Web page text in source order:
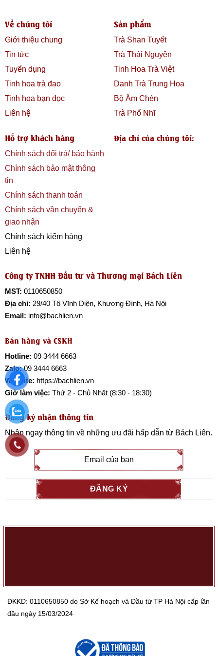
Dùng ấm/ly thủy tinh
để quan sát búp trà lơ lửng – một phần
của trải nghiệm tao nhã.
Tránh đậy kín nắp khi hãm trà – để giữ được hương tự nhiên
của trà xanh.
Về chúng tôi
Giới thiệu chung
Tin tức
Tuyển dụng
Tinh hoa trà đạo
Tinh hoa bạn đọc
Liên hệ
Sản phẩm
Trà Shan Tuyết
Trà Thái Nguyên
Tinh Hoa Trà Việt
Danh Trà Trung Hoa
Bộ Ấm Chén
Trà Phổ Nhĩ
Hỗ trợ khách hàng
Chính sách đổi trả/ bảo hành
Chính sách bảo mật thông
tin
Chính sách thanh toán
Chính sách vận chuyển &
giao nhận
Chính sách kiểm hàng
Liên hệ
Địa chỉ của chúng tôi:
Công ty TNHH Đầu tư và Thương mại Bách Liên
MST: 0110650850
Địa chỉ: 29/40 Tô Vĩnh Diện, Khương Đình, Hà Nội
Email: info@bachlien.vn
Bán hàng và CSKH
Hotline: 09 3444 6663
Zalo: 09 3444 6663
Website: https://bachlien.vn
Giờ làm việc: Thứ 2 - Chủ Nhật (8:30 - 18:30)
Đăng ký nhận thông tin
Nhận ngay thông tin về những ưu đãi hấp dẫn từ Bách Liên.
ĐKKD: 0110650850 do Sở Kế hoạch và Đầu từ TP Hà Nội cấp lần
đầu ngày 15/03/2024